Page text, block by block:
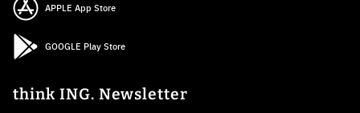
APPLE App Store
GOOGLE Play Store
think ING. Newsletter